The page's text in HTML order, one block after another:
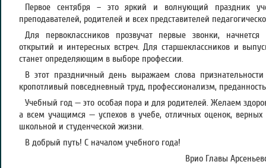
Первое сентября – это яркий и волнующий праздник
преподавателей, родителей и всех представителей
Для первоклассников прозвучат первые звонки,
открытий и интересных встреч. Для старшеклассников и
станет определяющим в выборе профессии.
В этот праздничный день выражаем слова
кропотливый повседневный труд, профессионализм,
Учебный год — это особая пора и для родителей. Желаем
а всем учащимся — успехов в учебе, отличных оценок,
школьной и студенческой жизни.
В добрый путь! С началом учебного года!
Врио Главы